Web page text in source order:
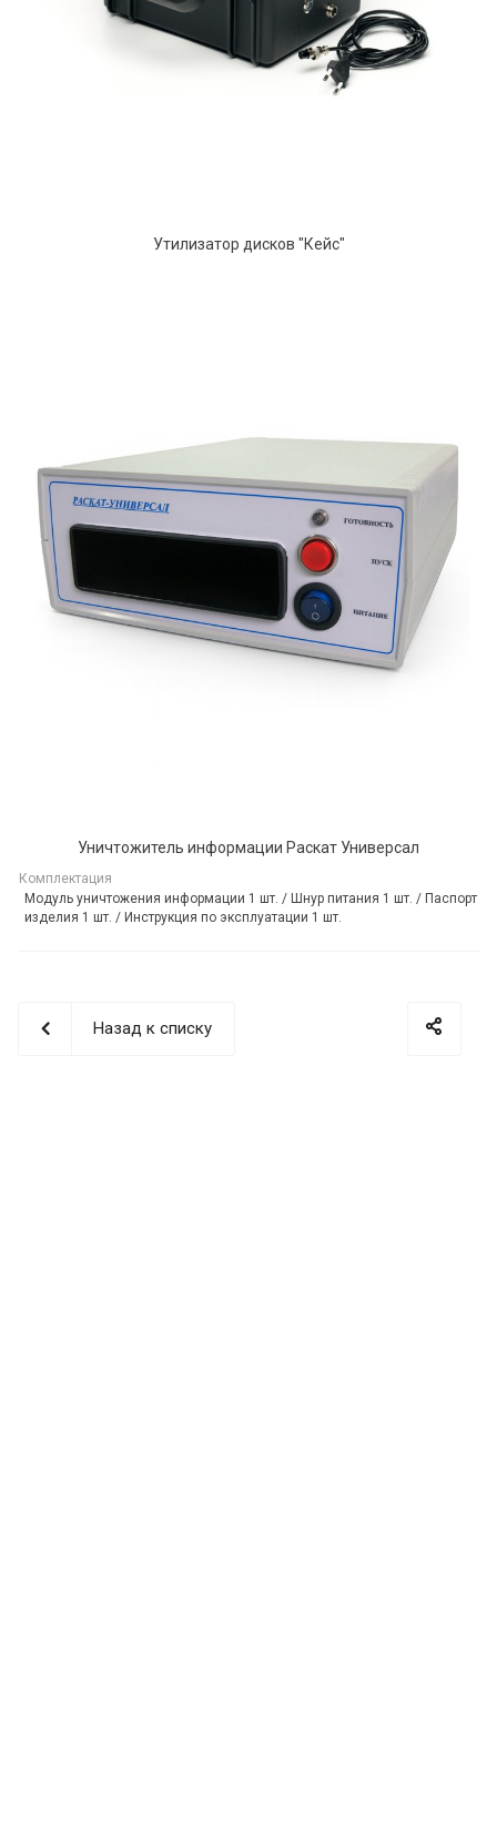
Утилизатор дисков "Кейс"
Уничтожитель информации Раскат Универсал
Комплектация
Модуль уничтожения информации 1 шт. / Шнур питания 1 шт. / Паспорт
изделия 1 шт. / Инструкция по эксплуатации 1 шт.
Назад к списку